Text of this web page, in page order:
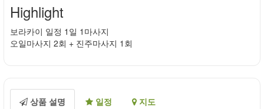
Highlight
보라카이 일정 1일 1마사지
오일마사지 2회 + 진주마사지 1회
상품 설명 일정 지도